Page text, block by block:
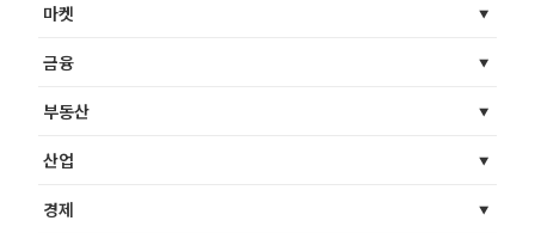
마켓
금융
부동산
산업
경제